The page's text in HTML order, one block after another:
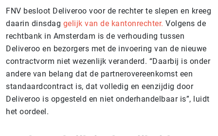
FNV besloot Deliveroo voor de rechter te slepen en kreeg
daarin dinsdag gelijk van de kantonrechter. Volgens de
rechtbank in Amsterdam is de verhouding tussen
Deliveroo en bezorgers met de invoering van de nieuwe
contractvorm niet wezenlijk veranderd. “Daarbij is onder
andere van belang dat de partnerovereenkomst een
standaardcontract is, dat volledig en eenzijdig door
Deliveroo is opgesteld en niet onderhandelbaar is”, luidt
het oordeel.